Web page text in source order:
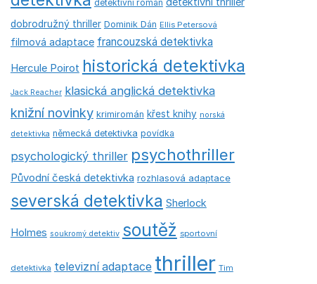
detektivní román
dobrodružný thriller Dominik Dán Ellis Petersová
filmová adaptace francouzská detektivka
Hercule Poirot historická detektivka
Jack Reacher klasická anglická detektivka
knižní novinky krimiromán křest knihy norská
detektivka německá detektivka povídka
psychologický thriller psychothriller
Původní česká detektivka rozhlasová adaptace
severská detektivka Sherlock
Holmes soukromý detektiv soutěž sportovní
detektivka televizní adaptace thriller Tim